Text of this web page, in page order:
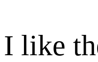
I like